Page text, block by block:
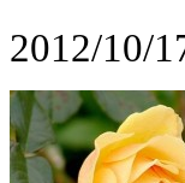
2012/10/